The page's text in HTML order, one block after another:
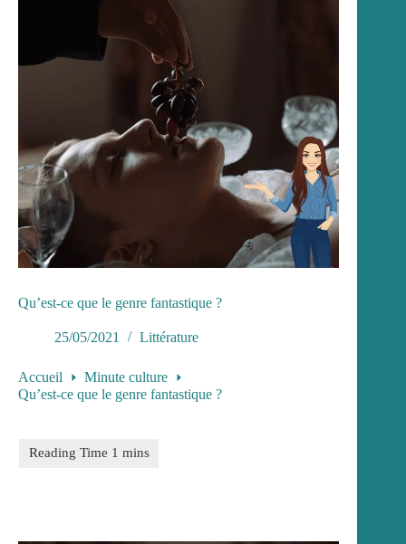
Qu’est-ce que le genre fantastique ?
25/05/2021 Littérature
Accueil
Minute culture
Qu’est-ce que le genre fantastique ?